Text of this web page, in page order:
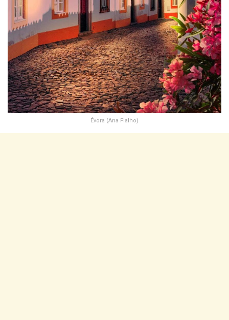
Évora (Ana Fialho)